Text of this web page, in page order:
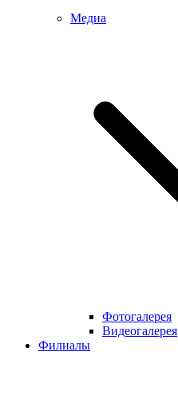
Медиа
Фотогалерея
Видеогалерея
Филиалы